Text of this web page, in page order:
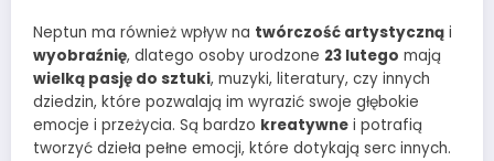
Neptun ma również wpływ na twórczość artystyczną i
wyobraźnię, dlatego osoby urodzone 23 lutego mają
wielką pasję do sztuki, muzyki, literatury, czy innych
dziedzin, które pozwalają im wyrazić swoje głębokie
emocje i przeżycia. Są bardzo kreatywne i potrafią
tworzyć dzieła pełne emocji, które dotykają serc innych.